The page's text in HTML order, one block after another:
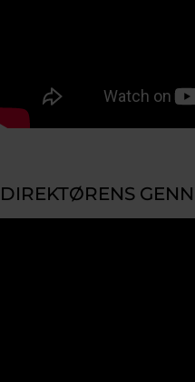
DIREKTØRENS